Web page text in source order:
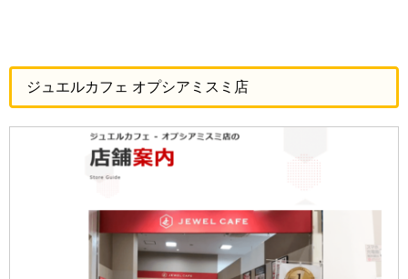
ジュエルカフェ オプシアミスミ店